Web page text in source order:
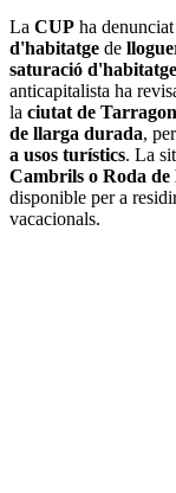
La CUP ha
d'habitatge de
saturació
anticapitalista ha
la ciutat de
de llarga durada,
a usos turístics. La
Cambrils o Roda de
disponible per a
vacacionals.